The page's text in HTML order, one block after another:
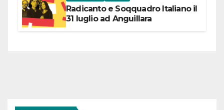
Radicanto e Soqquadro Italiano il
31 luglio ad Anguillara